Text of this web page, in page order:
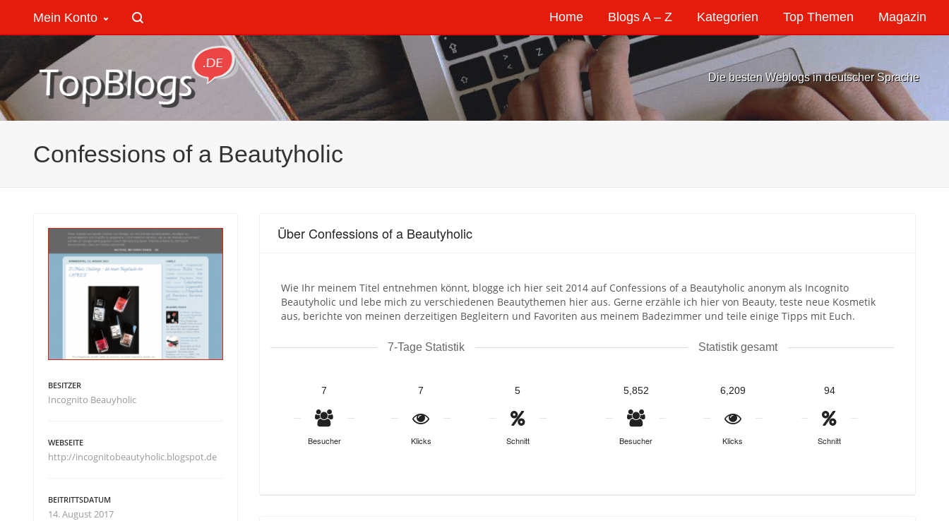
Home Blogs A – Z Kategorien Top Themen Magazin
Mein Konto
Die besten Weblogs in deutscher Sprache
Confessions of a Beautyholic
Über Confessions of a Beautyholic
Wie Ihr meinem Titel entnehmen könnt, blogge ich hier seit 2014 auf Confessions of a Beautyholic anonym als Incognito
Beautyholic und lebe mich zu verschiedenen Beautythemen hier aus. Gerne erzähle ich hier von Beauty, teste neue Kosmetik
aus, berichte von meinen derzeitigen Begleitern und Favoriten aus meinem Badezimmer und teile einige Tipps mit Euch.
7-Tage Statistik
7
Besucher
7
Klicks
5
Schnitt
Statistik gesamt
5,852
Besucher
6,209
Klicks
94
Schnitt
BESITZER
Incognito Beauyholic
WEBSEITE
http://incognitobeautyholic.blogspot.de
BEITRITTSDATUM
14. August 2017